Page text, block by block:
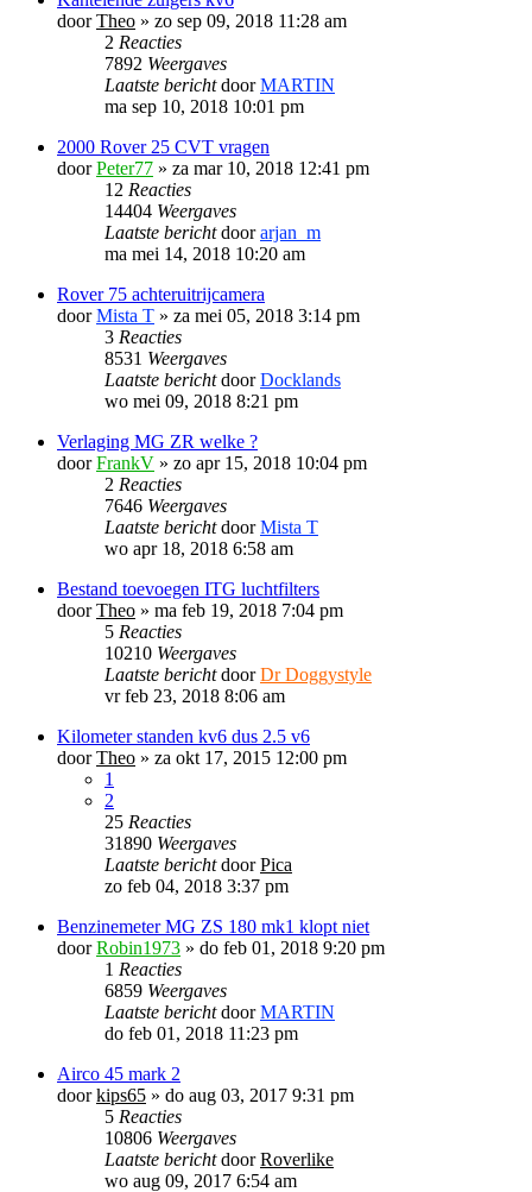
doorTheo » zo sep 09, 2018 11:28 am
2 Reacties
7892 Weergaves
Laatste berichtdoorMARTIN
ma sep 10, 2018 10:01 pm
2000 Rover 25 CVT vragen
doorPeter77 » za mar 10, 2018 12:41 pm
12 Reacties
14404 Weergaves
Laatste berichtdoorarjan_m
ma mei 14, 2018 10:20 am
Rover 75 achteruitrijcamera
doorMista T » za mei 05, 2018 3:14 pm
3 Reacties
8531 Weergaves
Laatste berichtdoorDocklands
wo mei 09, 2018 8:21 pm
Verlaging MG ZR welke ?
doorFrankV » zo apr 15, 2018 10:04 pm
2 Reacties
7646 Weergaves
Laatste berichtdoorMista T
wo apr 18, 2018 6:58 am
Bestand toevoegen ITG luchtfilters
doorTheo » ma feb 19, 2018 7:04 pm
5 Reacties
10210 Weergaves
Laatste berichtdoorDr Doggystyle
vr feb 23, 2018 8:06 am
Kilometer standen kv6 dus 2.5 v6
doorTheo » za okt 17, 2015 12:00 pm
1
2
25 Reacties
31890 Weergaves
Laatste berichtdoorPica
zo feb 04, 2018 3:37 pm
Benzinemeter MG ZS 180 mk1 klopt niet
doorRobin1973 » do feb 01, 2018 9:20 pm
1 Reacties
6859 Weergaves
Laatste berichtdoorMARTIN
do feb 01, 2018 11:23 pm
Airco 45 mark 2
doorkips65 » do aug 03, 2017 9:31 pm
5 Reacties
10806 Weergaves
Laatste berichtdoorRoverlike
wo aug 09, 2017 6:54 am